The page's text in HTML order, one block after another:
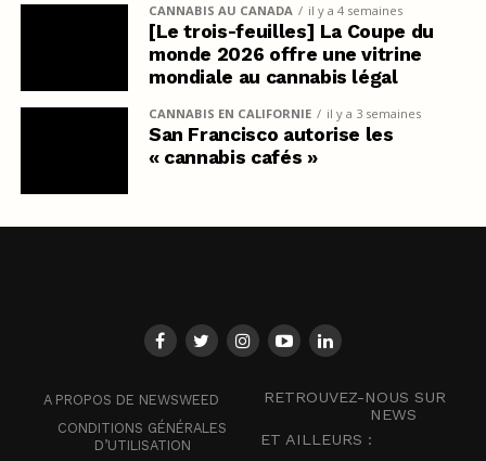
CANNABIS AU CANADA il y a 4 semaines
[Le trois-feuilles] La Coupe du
monde 2026 offre une vitrine
mondiale au cannabis légal
CANNABIS EN CALIFORNIE il y a 3 semaines
San Francisco autorise les
« cannabis cafés »
A PROPOS DE NEWSWEED
CONDITIONS GÉNÉRALES
D’UTILISATION
RETROUVEZ-NOUS SUR
NEWS
ET AILLEURS :